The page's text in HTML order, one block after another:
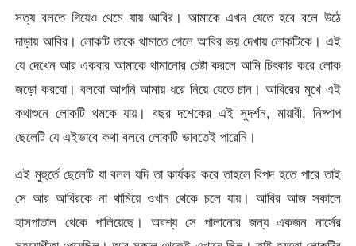
সত্য বলতে গিয়েও থেমে যায় আবির। আমাকে এখন যেতে হবে বলে উঠে
দাড়ায় আবির। লোকটি তাকে থামাতে গেলে আবির ভয় দেখায় লোকটিকে। এই
যে দেখেন আর একবার আমাকে থামানোর চেষ্টা করলে আমি চিৎকার করে লোক
জড়ো করবো। বলবো আপনি আমায় ধরে নিয়ে যেতে চান। আবিরের মুখে এই
কথাশুনে লোকটি থমকে যায়। বছর দশেকের এই সুদর্শন, মায়াবী, নিষ্পাপ
ছেলেটি যে এইভাবে কথা বলবে লোকটি ভাবতেই পারেনি।
এই মুহুর্তে ছেলেটি যা বলল যদি তা কার্যকর করে তাহলে বিপদ হতে পারে তাই
সে আর আবিরকে না থামিয়ে ওখান থেকে চলে যায়। আবির আজ সকালে
হাসপাতাল থেকে পালিয়েছে। অবশ্য সে পালানোর জন্য একজন নার্সের